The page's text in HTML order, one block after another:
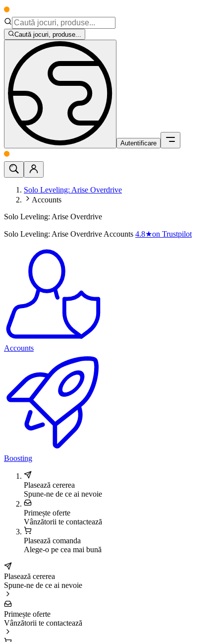
Caută jocuri, produse...
Autentificare
Solo Leveling: Arise Overdrive
Accounts
Solo Leveling: Arise Overdrive
Solo Leveling: Arise Overdrive Accounts 4.8★on Trustpilot
Accounts
Boosting
Plasează cererea
Spune-ne de ce ai nevoie
Primește oferte
Vânzătorii te contactează
Plasează comanda
Alege-o pe cea mai bună
Plasează cererea
Spune-ne de ce ai nevoie
Primește oferte
Vânzătorii te contactează